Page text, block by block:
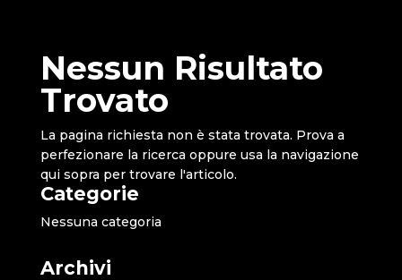
Nessun Risultato
Trovato
La pagina richiesta non è stata trovata. Prova a
perfezionare la ricerca oppure usa la navigazione
qui sopra per trovare l'articolo.
Categorie
Nessuna categoria
Archivi